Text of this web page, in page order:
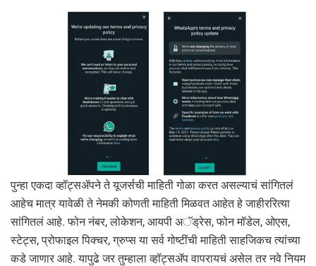
पुन्हा एकदा व्हॉट्सॲपने ते यूजर्सची माहिती गोळा करत असल्याचं सांगितलं
आहेच मात्र यावेळी ते नेमकी कोणती माहिती मिळवत आहेत हे जाहीररित्या
सांगितलं आहे. फोन नंबर, लोकेशन, आयपी अॅड्रेस, फोन मॉडेल, ओएस,
स्टेट्स, प्रोफाइल पिक्चर, ग्रुप्स या सर्व गोष्टींची माहिती साहजिकच त्यांच्या
कडे जाणार आहे. यापुढे जर तुम्हाला व्हॉट्सॲप वापरायचं असेल तर नवे नियम